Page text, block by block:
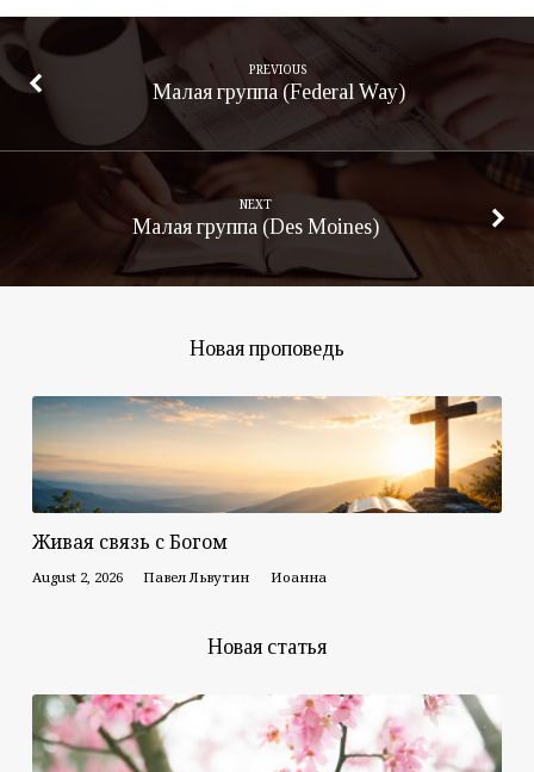
PREVIOUS
Малая группа (Federal Way)
NEXT
Малая группа (Des Moines)
Новая проповедь
Живая связь с Богом
August 2, 2026 Павел Львутин Иоанна
Новая статья